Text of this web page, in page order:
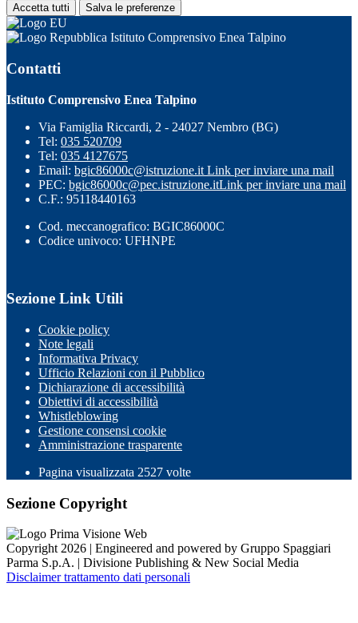
Accetta tutti Salva le preferenze
Istituto Comprensivo Enea Talpino
Contatti
Istituto Comprensivo Enea Talpino
Via Famiglia Riccardi, 2 - 24027 Nembro (BG)
Tel: 035 520709
Tel: 035 4127675
Email: bgic86000c@istruzione.it Link per inviare una mail
PEC: bgic86000c@pec.istruzione.itLink per inviare una mail
C.F.: 95118440163
Cod. meccanografico: BGIC86000C
Codice univoco: UFHNPE
Sezione Link Utili
Cookie policy
Note legali
Informativa Privacy
Ufficio Relazioni con il Pubblico
Dichiarazione di accessibilità
Obiettivi di accessibilità
Whistleblowing
Gestione consensi cookie
Amministrazione trasparente
Pagina visualizzata 2527 volte
Sezione Copyright
Copyright 2026 | Engineered and powered by Gruppo Spaggiari
Parma S.p.A. | Divisione Publishing & New Social Media
Disclaimer trattamento dati personali